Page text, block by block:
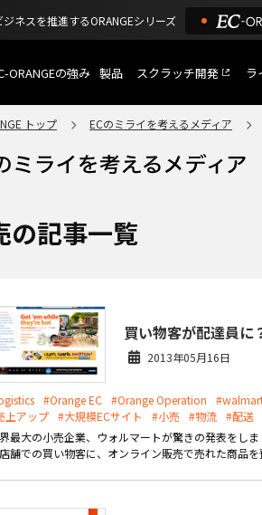
ジネスを推進するORANGEシリーズ
ORANGEの強み
ばれる理由
サイトのリプレイス
能一覧
部サービス連携
ンフラ環境・サポート
製品
特長
ショッピングモール型 EC
通販受注対応
ECと通販の連動を可能に
スクラッチ開発 ラ
トップ ECのミライを考えるメディア
の記事一覧
買い物客が配達員に
2013年05月16日
#Orange EC #Orange Operation
上アップ #大規模ECサイト #小売 #物流 #配送
最大の小売企業、ウォルマートが驚きの発表をし
店舗での買い物客に、オンライン販売で売れた商品